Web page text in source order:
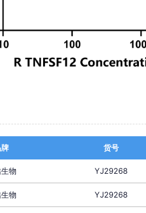
货号
物 YJ29268
物 YJ29268